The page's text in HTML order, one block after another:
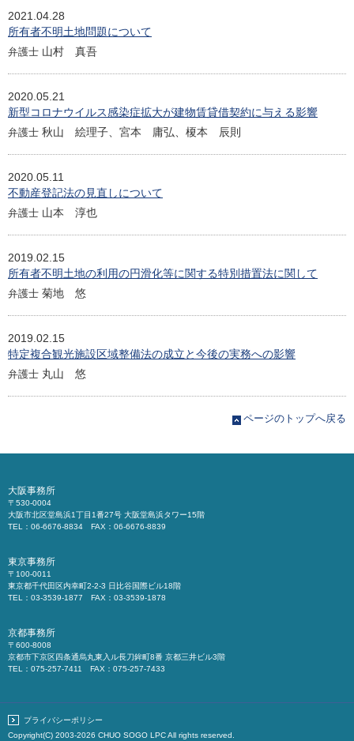
2021.04.28
所有者不明土地問題について
弁護士 山村 真吾
2020.05.21
新型コロナウイルス感染症拡大が建物賃貸借契約に与える影響
弁護士 秋山 絵理子、宮本 庸弘、榎本 辰則
2020.05.11
不動産登記法の見直しについて
弁護士 山本 淳也
2019.02.15
所有者不明土地の利用の円滑化等に関する特別措置法に関して
弁護士 菊地 悠
2019.02.15
特定複合観光施設区域整備法の成立と今後の実務への影響
弁護士 丸山 悠
ページのトップへ戻る
大阪事務所
〒530-0004
大阪市北区堂島浜1丁目1番27号 大阪堂島浜タワー15階
TEL：06-6676-8834 FAX：06-6676-8839
東京事務所
〒100-0011
東京都千代田区内幸町2-2-3 日比谷国際ビル18階
TEL：03-3539-1877 FAX：03-3539-1878
京都事務所
〒600-8008
京都市下京区四条通烏丸東入ル長刀鉾町8番 京都三井ビル3階
TEL：075-257-7411 FAX：075-257-7433
プライバシーポリシー
Copyright(C) 2003-2026 CHUO SOGO LPCAll rights reserved.